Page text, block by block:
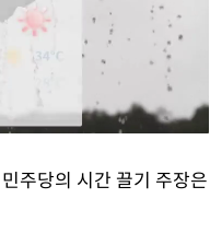
주당의 시간 끌기 주장